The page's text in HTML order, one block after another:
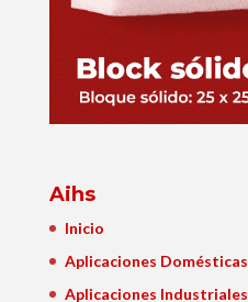
Aihs
Inicio
Aplicaciones Domésticas
Aplicaciones Industriales